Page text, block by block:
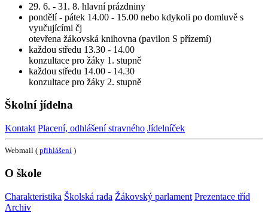
29. 6. - 31. 8. hlavní prázdniny
pondělí - pátek 14.00 - 15.00 nebo kdykoli po domluvě s
vyučujícími čj
otevřena žákovská knihovna (pavilon S přízemí)
každou středu 13.30 - 14.00
konzultace pro žáky 1. stupně
každou středu 14.00 - 14.30
konzultace pro žáky 2. stupně
Školní jídelna
Kontakt Placení, odhlášení stravného Jídelníček
Webmail ( přihlášení )
O škole
Charakteristika Školská rada Žákovský parlament Prezentace tříd
Archiv